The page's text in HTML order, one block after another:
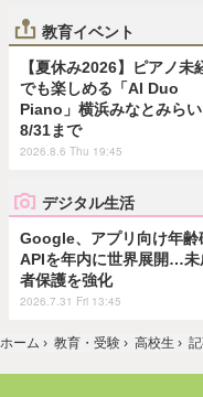
教育イベント
【夏休み2026】ピアノ未
でも楽しめる「AI Duo
Piano」横浜みなとみらい
8/31まで
2026.8.6 Thu 19:45
デジタル生活
Google、アプリ向け年齢
APIを年内に世界展開…未
者保護を強化
2026.7.31 Fri 13:45
ホーム › 教育・受験 › 高校生 ›